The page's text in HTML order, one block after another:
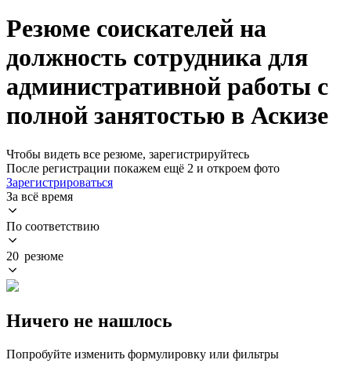
Резюме соискателей на
должность сотрудника для
административной работы с
полной занятостью в Аскизе
Чтобы видеть все резюме, зарегистрируйтесь
После регистрации покажем ещё 2 и откроем фото
Зарегистрироваться
За всё время
По соответствию
20 резюме
Ничего не нашлось
Попробуйте изменить формулировку или фильтры